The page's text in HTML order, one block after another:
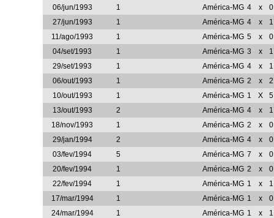
06/jun/1993 1 América-MG 4 x
0
27/jun/1993
1 América-MG 4 x
1
11/ago/1993
1 América-MG 5 x
0
04/set/1993
1 América-MG 3 x
1
29/set/1993
1 América-MG 4 x
1
06/out/1993
1 América-MG 2 x
2
10/out/1993
1 América-MG 1 X
5
13/out/1993
2 América-MG 4 x
1
18/nov/1993
1 América-MG 2 x
0
29/jan/1994
2 América-MG 4 x
0
03/fev/1994
5 América-MG 7 x
0
20/fev/1994
1 América-MG 2 x
0
22/fev/1994
1 América-MG 1 x
1
17/mar/1994
1 América-MG 1 x
0
24/mar/1994
1 América-MG 1 x
1